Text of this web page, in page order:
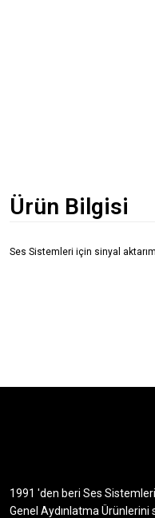
Ürün Bilgisi
Ses Sistemleri için sinyal
1991 'den beri Ses
Genel Aydınlatma Ürünlerini